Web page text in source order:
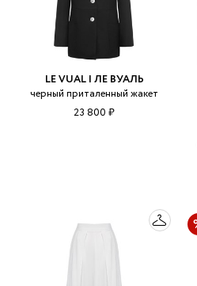
LE VUAL | ЛЕ ВУАЛЬ
черный приталенный жакет
23 800 ₽